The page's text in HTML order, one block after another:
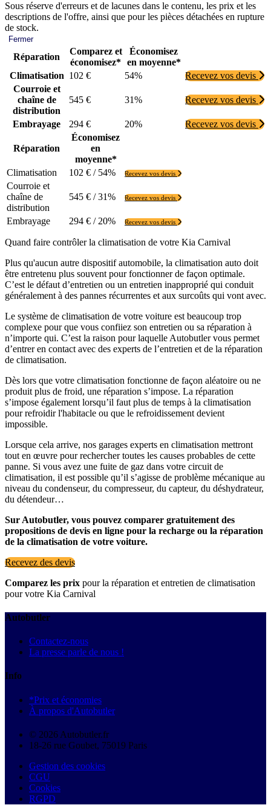
Sous réserve d'erreurs et de lacunes dans le contenu, les prix et les
descriptions de l'offre, ainsi que pour les pièces détachées en rupture
de stock.
Fermer
Réparation
Comparez et
économisez*
Économisez
en moyenne*
Climatisation 102 € 54%
Recevez vos devis
Courroie et
chaîne de
distribution
545 € 31% Recevez vos devis
Embrayage 294 € 20% Recevez vos devis
Réparation
Économisez
en
moyenne*
Climatisation
102 € / 54% Recevez vos devis
Courroie et
chaîne de
distribution
545 € / 31% Recevez vos devis
Embrayage 294 € / 20% Recevez vos devis
Quand faire contrôler la climatisation de votre Kia Carnival
Plus qu'aucun autre dispositif automobile, la climatisation auto doit
être entretenu plus souvent pour fonctionner de façon optimale.
C’est le défaut d’entretien ou un entretien inapproprié qui conduit
généralement à des pannes récurrentes et aux surcoûts qui vont avec.
Le système de climatisation de votre voiture est beaucoup trop
complexe pour que vous confiiez son entretien ou sa réparation à
n’importe qui. C’est la raison pour laquelle Autobutler vous permet
d’entrer en contact avec des experts de l’entretien et de la réparation
de climatisation.
Dès lors que votre climatisation fonctionne de façon aléatoire ou ne
produit plus de froid, une réparation s’impose. La réparation
s’impose également lorsqu’il faut plus de temps à la climatisation
pour refroidir l'habitacle ou que le refroidissement devient
impossible.
Lorsque cela arrive, nos garages experts en climatisation mettront
tout en œuvre pour rechercher toutes les causes probables de cette
panne. Si vous avez une fuite de gaz dans votre circuit de
climatisation, il est possible qu’il s’agisse de problème mécanique au
niveau du condenseur, du compresseur, du capteur, du déshydrateur,
du détendeur…
Sur Autobutler, vous pouvez comparer gratuitement des
propositions de devis en ligne pour la recharge ou la réparation
de la climatisation de votre voiture.
Recevez des devis
Comparez les prix pour la réparation et entretien de climatisation
pour votre Kia Carnival
Autobutler
Contactez-nous
La presse parle de nous !
Info
*Prix et économies
À propos d'Autobutler
© 2026 Autobutler.fr
18-26 rue Goubet, 75019 Paris
Gestion des cookies
CGU
Cookies
RGPD